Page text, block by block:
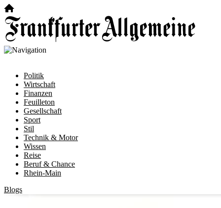
Politik
Wirtschaft
Finanzen
Feuilleton
Gesellschaft
Sport
Stil
Technik & Motor
Wissen
Reise
Beruf & Chance
Rhein-Main
Blogs